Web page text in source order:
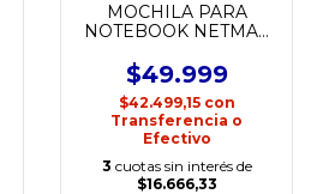
MOCHILA PARA
NOTEBOOK NETMAK
IMPERMEABLE NM-
MCH14
$49.999
$42.499,15 con
Transferencia o
Efectivo
3 cuotas sin interés de
$16.666,33